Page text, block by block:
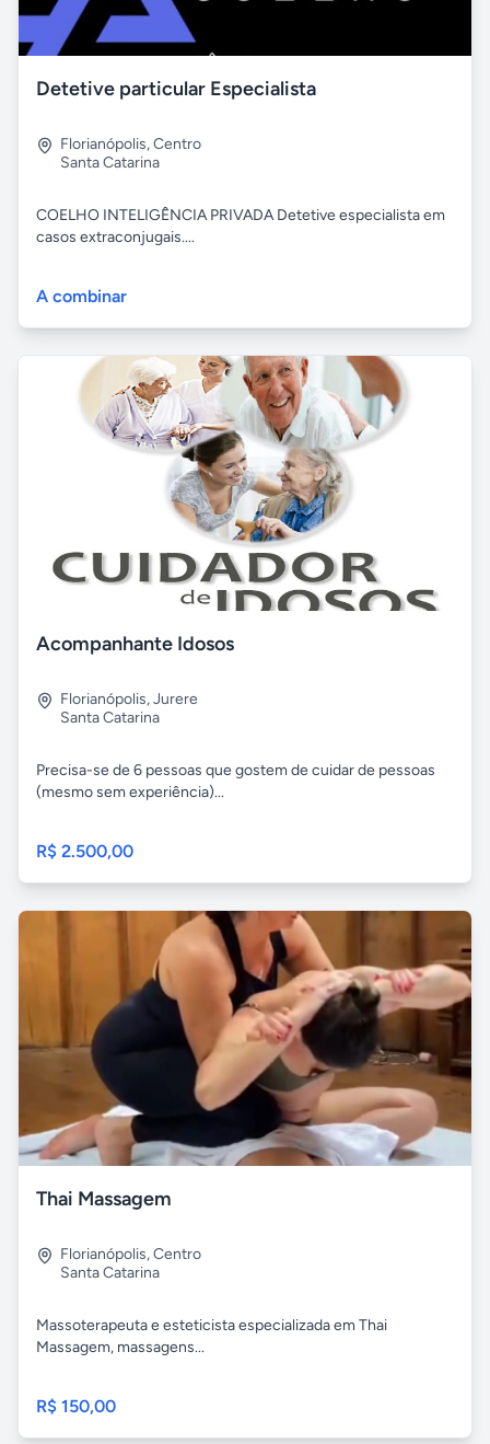
Detetive particular Especialista
Florianópolis,Centro
Santa Catarina
COELHO INTELIGÊNCIA PRIVADA Detetive especialista em
casos extraconjugais....
A combinar
Acompanhante Idosos
Florianópolis,Jurere
Santa Catarina
Precisa-se de 6 pessoas que gostem de cuidar de pessoas
(mesmo sem experiência)...
R$ 2.500,00
Thai Massagem
Florianópolis,Centro
Santa Catarina
Massoterapeuta e esteticista especializada em Thai
Massagem, massagens...
R$ 150,00